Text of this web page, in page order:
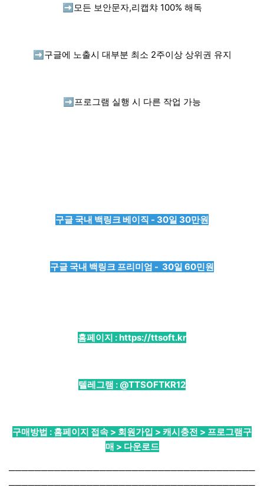
➡️ 모든 보안문자,리캡챠 100% 해독
➡️ 구글에 노출시 대부분 최소 2주이상 상위권 유지
➡️ 프로그램 실행 시 다른 작업 가능
구글 국내 백링크 베이직 - 30일 30만원
구글 국내 백링크 프리미엄 - 30일 60민원
홈페이지 :https://ttsoft.kr
텔레그램 : @TTSOFTKR12
구매방법 : 홈페이지 접속 > 회원가입 > 캐시충전 > 프로그램구
매 > 다운로드
──────────────────────────────────────
──────────────────────────────────────